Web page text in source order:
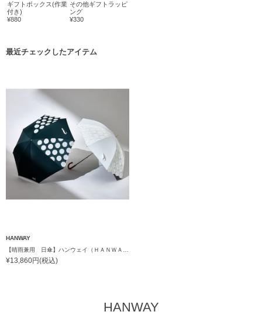
ギフトボックス(作業
付き)
¥880
その他ギフトラッピ
ング
¥330
最近チェックしたアイテム
HANWAY
¥13,860円(税込)
HANWAY